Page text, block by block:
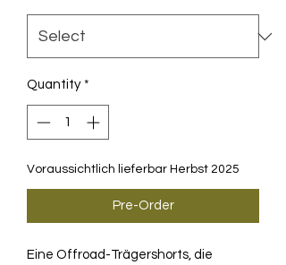
Quantity *
Voraussichtlich lieferbar Herbst 2025
Pre-Order
Eine Offroad-Trägershorts, die